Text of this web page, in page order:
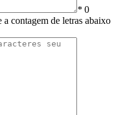
* 0
contagem de letras abaixo